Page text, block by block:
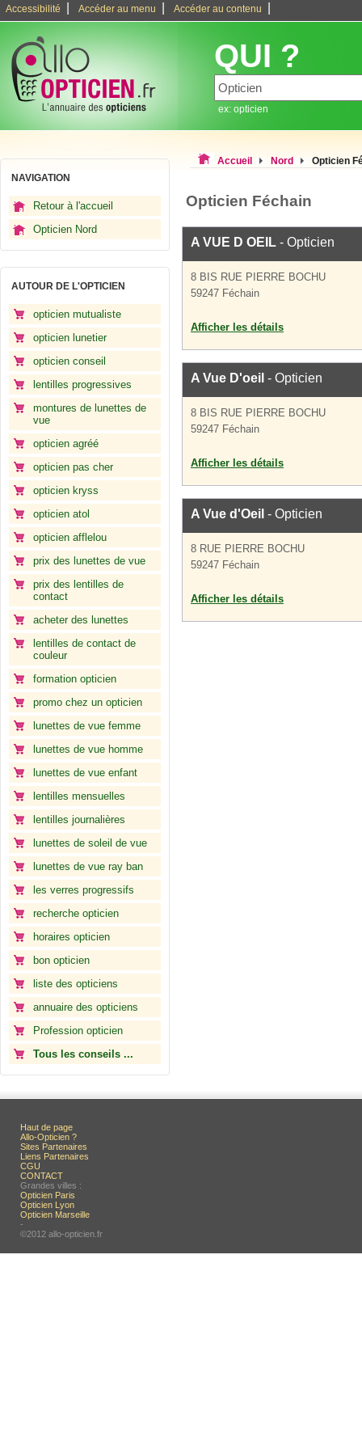
Accessibilité Accéder au menu Accéder au contenu
QUI ?
ex: opticien
NAVIGATION
Retour à l'accueil
Opticien Nord
AUTOUR DE L'OPTICIEN
opticien mutualiste
opticien lunetier
opticien conseil
lentilles progressives
montures de lunettes de
vue
opticien agréé
opticien pas cher
opticien kryss
opticien atol
opticien afflelou
prix des lunettes de vue
prix des lentilles de
contact
acheter des lunettes
lentilles de contact de
couleur
formation opticien
promo chez un opticien
lunettes de vue femme
lunettes de vue homme
lunettes de vue enfant
lentilles mensuelles
lentilles journalières
lunettes de soleil de vue
lunettes de vue ray ban
les verres progressifs
recherche opticien
horaires opticien
bon opticien
liste des opticiens
annuaire des opticiens
Profession opticien
Tous les conseils ...
Accueil Nord Opticien
Opticien Féchain
A VUE D OEIL - Opticien
8 BIS RUE PIERRE BOCHU
59247 Féchain
Afficher les détails
A Vue D'oeil - Opticien
8 BIS RUE PIERRE BOCHU
59247 Féchain
Afficher les détails
A Vue d'Oeil - Opticien
8 RUE PIERRE BOCHU
59247 Féchain
Afficher les détails
Haut de page
Allo-Opticien ?
Sites Partenaires
Liens Partenaires
CGU
CONTACT
Grandes villes :
Opticien Paris
Opticien Lyon
Opticien Marseille
-
©2012 allo-opticien.fr